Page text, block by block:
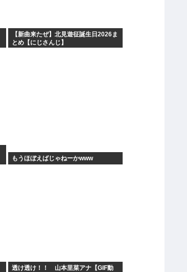
【新曲来たぜ】北見遊征誕生日2026ま
とめ【にじさんじ】
もうほぼえばじゃねーかwww
透け透け！！ 山本里菜アナ【GIF動